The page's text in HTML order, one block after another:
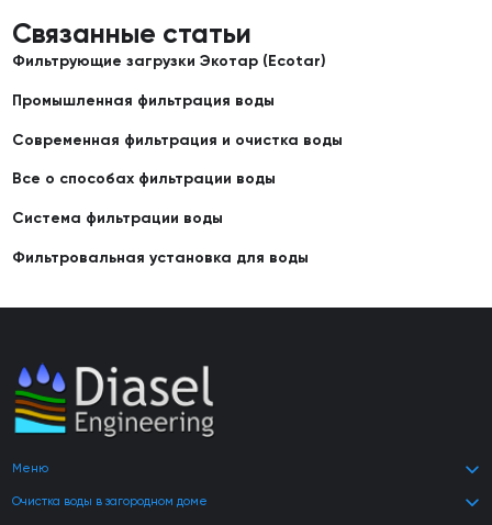
Связанные статьи
Фильтрующие загрузки Экотар (Ecotar)
Промышленная фильтрация воды
Современная фильтрация и очистка воды
Все о способах фильтрации воды
Система фильтрации воды
Фильтровальная установка для воды
Меню
Очистка воды в загородном доме